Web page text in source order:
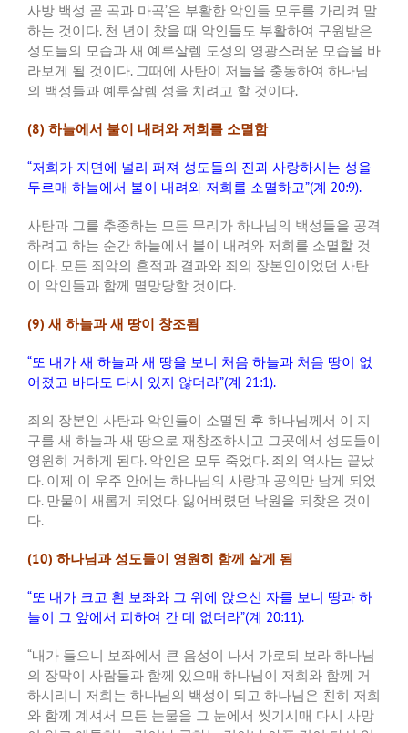
사방 백성 곧 곡과 마곡’은 부활한 악인들 모두를 가리켜 말
하는 것이다. 천 년이 찼을 때 악인들도 부활하여 구원받은
성도들의 모습과 새 예루살렘 도성의 영광스러운 모습을 바
라보게 될 것이다. 그때에 사탄이 저들을 충동하여 하나님
의 백성들과 예루살렘 성을 치려고 할 것이다.
(8) 하늘에서 불이 내려와 저희를 소멸함
“저희가 지면에 널리 퍼져 성도들의 진과 사랑하시는 성을
두르매 하늘에서 불이 내려와 저희를 소멸하고”(계 20:9).
사탄과 그를 추종하는 모든 무리가 하나님의 백성들을 공격
하려고 하는 순간 하늘에서 불이 내려와 저희를 소멸할 것
이다. 모든 죄악의 흔적과 결과와 죄의 장본인이었던 사탄
이 악인들과 함께 멸망당할 것이다.
(9) 새 하늘과 새 땅이 창조됨
“또 내가 새 하늘과 새 땅을 보니 처음 하늘과 처음 땅이 없
어졌고 바다도 다시 있지 않더라”(계 21:1).
죄의 장본인 사탄과 악인들이 소멸된 후 하나님께서 이 지
구를 새 하늘과 새 땅으로 재창조하시고 그곳에서 성도들이
영원히 거하게 된다. 악인은 모두 죽었다. 죄의 역사는 끝났
다. 이제 이 우주 안에는 하나님의 사랑과 공의만 남게 되었
다. 만물이 새롭게 되었다. 잃어버렸던 낙원을 되찾은 것이
다.
(10) 하나님과 성도들이 영원히 함께 살게 됨
“또 내가 크고 흰 보좌와 그 위에 앉으신 자를 보니 땅과 하
늘이 그 앞에서 피하여 간 데 없더라”(계 20:11).
“내가 들으니 보좌에서 큰 음성이 나서 가로되 보라 하나님
의 장막이 사람들과 함께 있으매 하나님이 저희와 함께 거
하시리니 저희는 하나님의 백성이 되고 하나님은 친히 저희
와 함께 계셔서 모든 눈물을 그 눈에서 씻기시매 다시 사망